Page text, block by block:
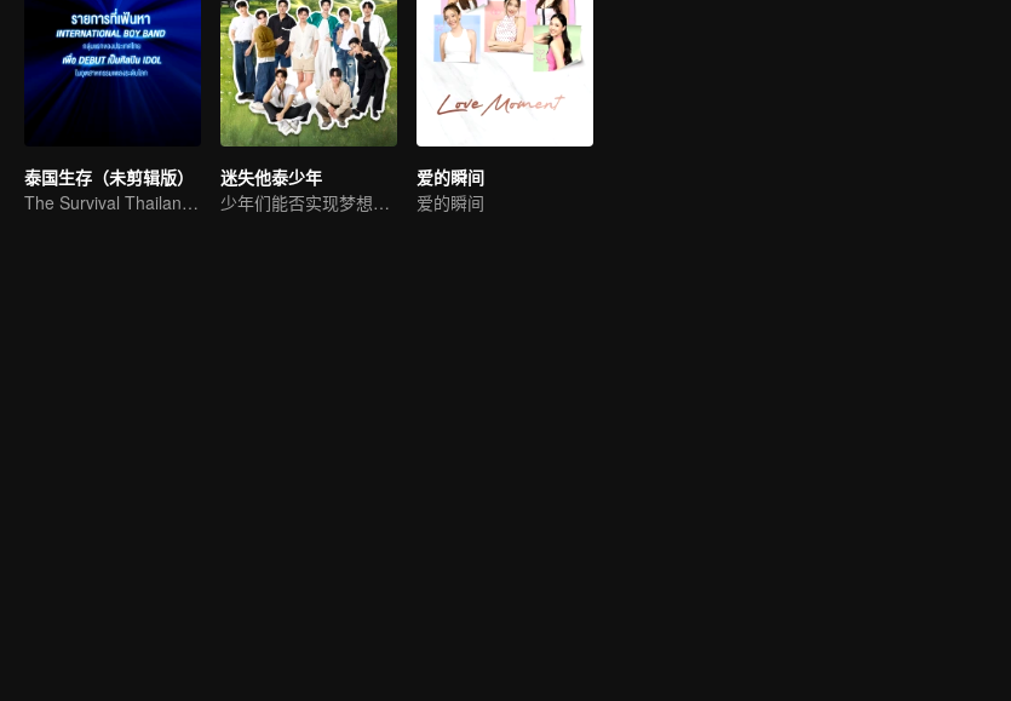
泰国生存（未剪辑版）
The Survival Thailand (未剪辑版)
迷失他泰少年
少年们能否实现梦想之旅？
爱的瞬间
爱的瞬间